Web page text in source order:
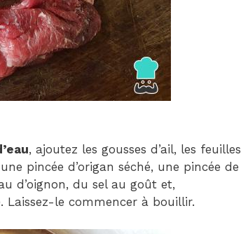
, ajoutez les gousses d’ail, les feuilles
pincée d’origan séché, une pincée de
d’oignon, du sel au goût et,
Laissez-le commencer à bouillir.